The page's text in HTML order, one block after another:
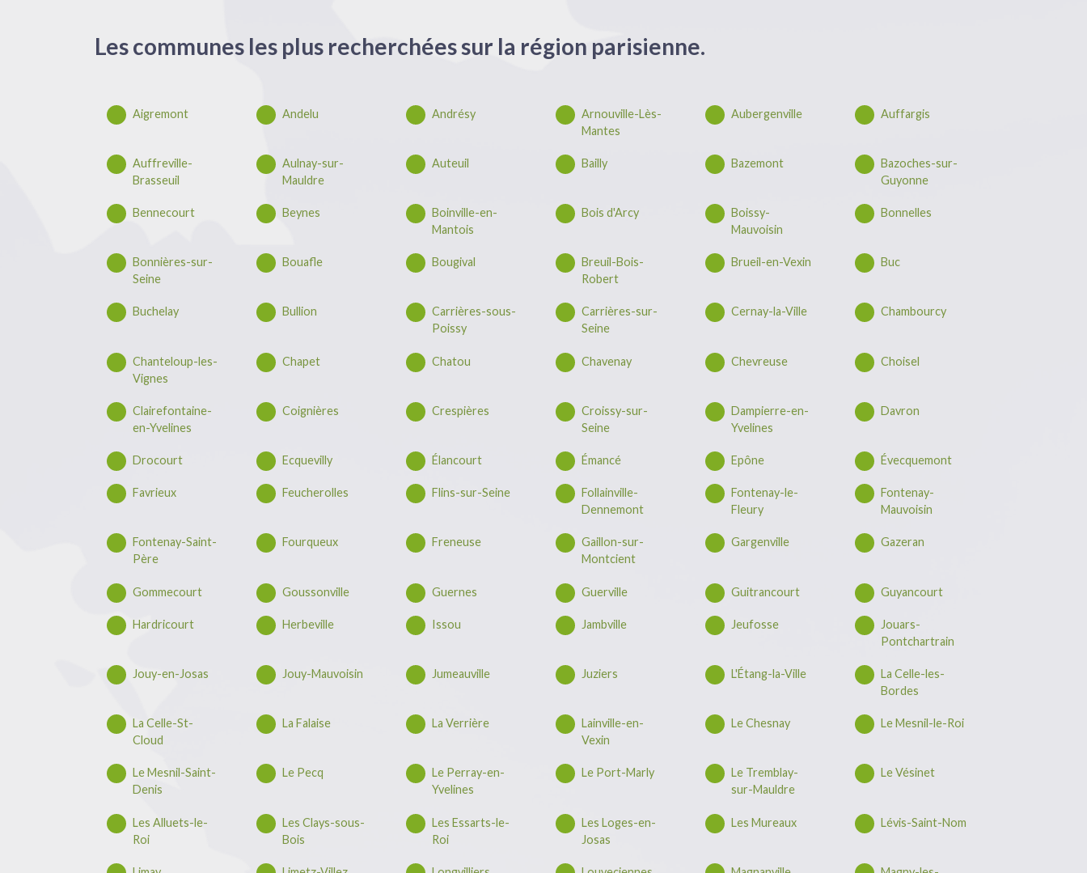
Les communes les plus recherchées sur la région parisienne.
Aigremont Andelu Andrésy
Arnouville-Lès-
Mantes
Aubergenville Auffargis
Auffreville-
Brasseuil
Aulnay-sur-
Mauldre
Auteuil Bailly Bazemont
Bazoches-sur-
Guyonne
Bennecourt Beynes
Boinville-en-
Mantois
Bois d'Arcy
Boissy-
Mauvoisin
Bonnelles
Bonnières-sur-
Seine
Bouafle Bougival
Breuil-Bois-
Robert
Brueil-en-Vexin Buc
Buchelay Bullion
Carrières-sous-
Poissy
Carrières-sur-
Seine
Cernay-la-Ville Chambourcy
Chanteloup-les-
Vignes
Chapet Chatou Chavenay Chevreuse Choisel
Clairefontaine-
en-Yvelines
Coignières Crespières
Croissy-sur-
Seine
Dampierre-en-
Yvelines
Davron
Drocourt Ecquevilly Élancourt Émancé Epône Évecquemont
Favrieux Feucherolles Flins-sur-Seine
Follainville-
Dennemont
Fontenay-le-
Fleury
Fontenay-
Mauvoisin
Fontenay-Saint-
Père
Fourqueux Freneuse
Gaillon-sur-
Montcient
Gargenville Gazeran
Gommecourt Goussonville Guernes Guerville Guitrancourt Guyancourt
Hardricourt Herbeville Issou Jambville Jeufosse
Jouars-
Pontchartrain
Jouy-en-Josas Jouy-Mauvoisin Jumeauville Juziers L'Étang-la-Ville
La Celle-les-
Bordes
La Celle-St-
Cloud
La Falaise La Verrière
Lainville-en-
Vexin
Le Chesnay Le Mesnil-le-Roi
Le Mesnil-Saint-
Denis
Le Pecq
Le Perray-en-
Yvelines
Le Port-Marly
Le Tremblay-
sur-Mauldre
Le Vésinet
Les Alluets-le-
Roi
Les Clays-sous-
Bois
Les Essarts-le-
Roi
Les Loges-en-
Josas
Les Mureaux Lévis-Saint-Nom